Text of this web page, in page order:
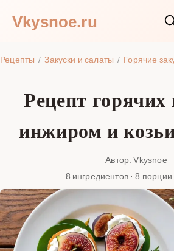
Vkysnoe.ru
Рецепты Закуски и салаты Горячие
Рецепт горячих
инжиром и
Автор: Vkysnoe
8 ингредиентов · 8